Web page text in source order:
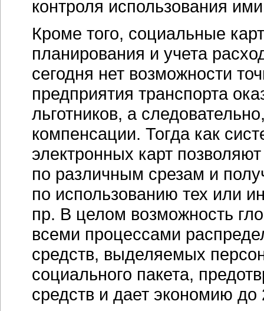
контроля использования
Кроме того, социальные
планирования и учета
сегодня нет возможности
предприятия транспорта
льготников, а
компенсации. Тогда как
электронных карт
по различным срезам и
по использованию тех или
пр. В целом возможность
всеми процессами
средств, выделяемых
социального пакета,
средств и дает экономию до